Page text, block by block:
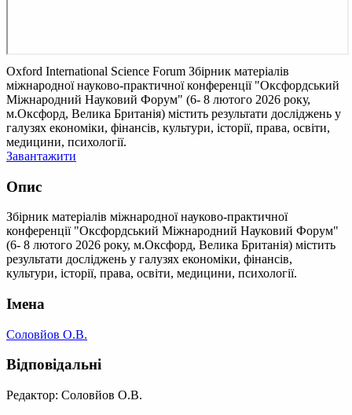
Oxford International Science Forum Збірник матеріалів
міжнародної науково-практичної конференції "Оксфордський
Міжнародний Науковий Форум" (6- 8 лютого 2026 року,
м.Оксфорд, Велика Британія) містить результати досліджень у
галузях економіки, фінансів, культури, історії, права, освіти,
медицини, психології.
Завантажити
Опис
Збірник матеріалів міжнародної науково-практичної
конференції "Оксфордський Міжнародний Науковий Форум"
(6- 8 лютого 2026 року, м.Оксфорд, Велика Британія) містить
результати досліджень у галузях економіки, фінансів,
культури, історії, права, освіти, медицини, психології.
Імена
Соловйов О.В.
Відповідальні
Редактор: Соловйов О.В.